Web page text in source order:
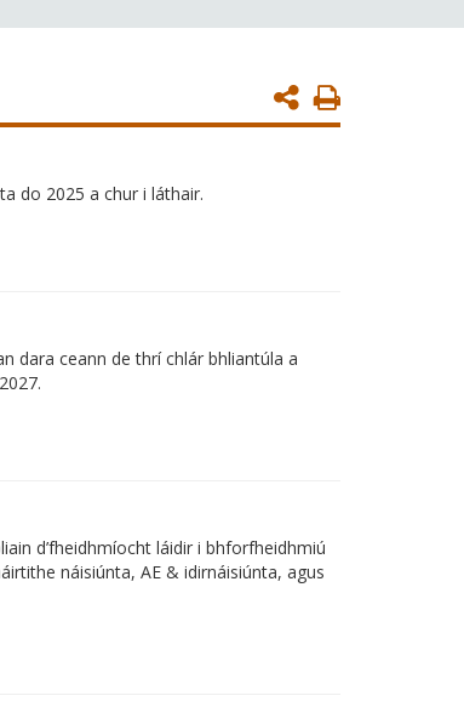
Print
Page
do 2025 a chur i láthair.
dara ceann de thrí chlár bhliantúla a
d’fheidhmíocht láidir i bhforfheidhmiú
náisiúnta, AE & idirnáisiúnta, agus